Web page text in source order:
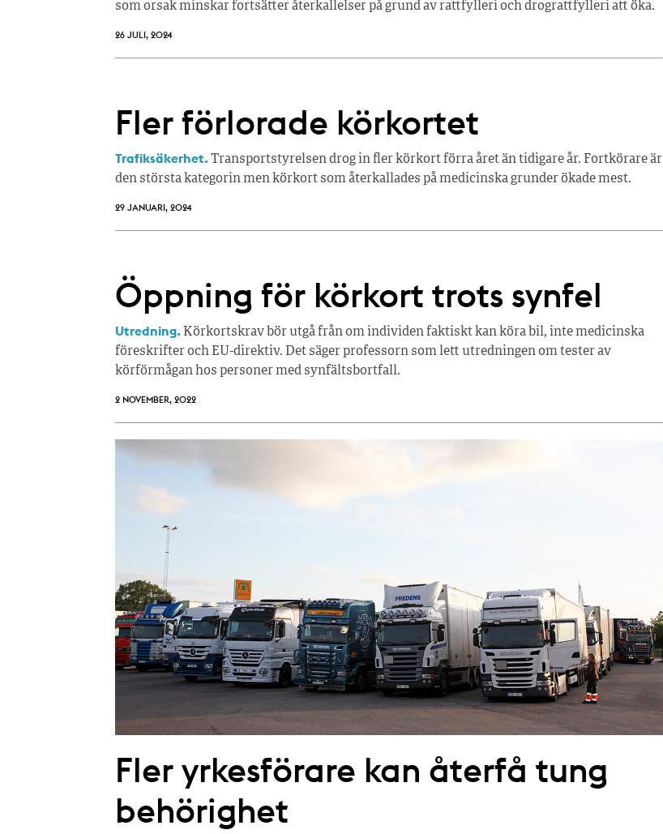
som orsak minskar fortsätter återkallelser på grund av rattfylleri och drograttfylleri att öka.
26 JULI, 2024
Fler förlorade körkortet
Trafiksäkerhet.Transportstyrelsen drog in fler körkort förra året än tidigare år. Fortkörare är
den största kategorin men körkort som återkallades på medicinska grunder ökade mest.
29 JANUARI, 2024
Öppning för körkort trots synfel
Utredning. Körkortskrav bör utgå från om individen faktiskt kan köra bil, inte medicinska
föreskrifter och EU-direktiv. Det säger professorn som lett utredningen om tester av
körförmågan hos personer med synfältsbortfall.
2 NOVEMBER, 2022
Fler yrkesförare kan återfå tung
behörighet